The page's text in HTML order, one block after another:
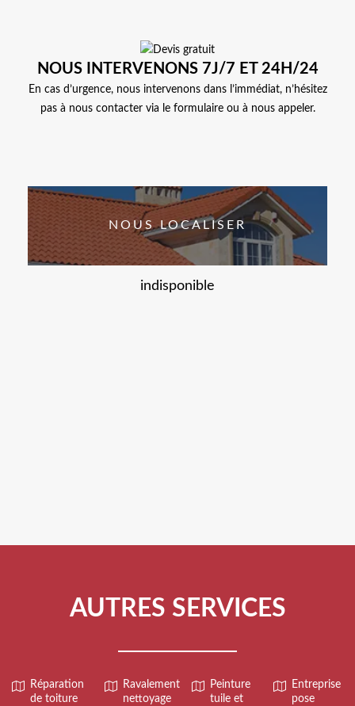
NOUS INTERVENONS 7J/7 ET 24H/24
En cas d’urgence, nous intervenons dans l’immédiat, n’hésitez
pas à nous contacter via le formulaire ou à nous appeler.
NOUS LOCALISER
indisponible
AUTRES SERVICES
Réparation
de toiture
Ravalement
nettoyage
Peinture
tuile et
Entreprise
pose